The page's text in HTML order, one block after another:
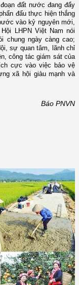
đất nước đang đẩy
đấu thực hiện thắng
vào kỷ nguyên mới,
LHPN Việt Nam nói
chung ngày càng cao;
sự quan tâm, lãnh chỉ
công tác giám sát của
cực vào việc bảo vệ
xã hội giàu mạnh và
Báo PNVN